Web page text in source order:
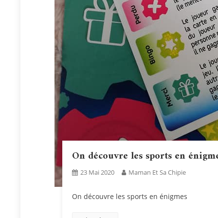
On découvre les sports en
23 Mai 2020 Maman Et Sa Chipie
On découvre les sports en énigmes